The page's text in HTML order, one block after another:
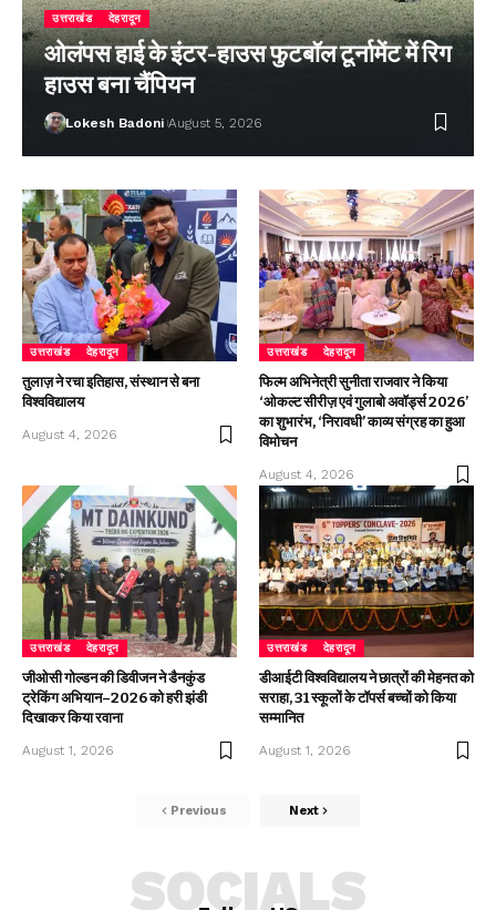
उत्तराखंड देहरादून
ओलंपस हाई के इंटर-हाउस फुटबॉल टूर्नामेंट में रिग
हाउस बना चैंपियन
Lokesh Badoni August 5, 2026
उत्तराखंड देहरादून
तुलाज़ ने रचा इतिहास, संस्थान से बना
विश्वविद्यालय
August 4, 2026
उत्तराखंड देहरादून
फिल्म अभिनेत्री सुनीता राजवार ने किया
‘ओकल्ट सीरीज़ एवं गुलाबो अवॉर्ड्स 2026’
का शुभारंभ, ‘निरावधी’ काव्य संग्रह का हुआ
विमोचन
August 4, 2026
उत्तराखंड देहरादून
जीओसी गोल्डन की डिवीजन ने डैनकुंड
ट्रेकिंग अभियान–2026 को हरी झंडी
दिखाकर किया रवाना
August 1, 2026
उत्तराखंड देहरादून
डीआईटी विश्वविद्यालय ने छात्रों की मेहनत को
सराहा, 31 स्कूलों के टॉपर्स बच्चों को किया
सम्मानित
August 1, 2026
Previous Next
SOCIALS